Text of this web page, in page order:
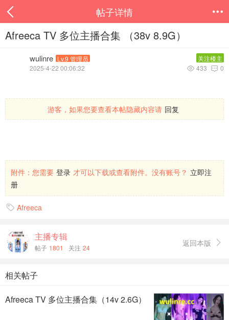
帖子详情 
Afreeca TV 多位主播合集 （38v 8.9G）
wulinre Lv.9 管理员
关注楼主
2025-4-22 00:06:32
 0
 433
游客，如果您要查看本帖隐藏内容请 回复
附件： 您需要 登录 才可以下载或查看附件。没有账号？ 立即注
册
 Afreeca
主播专辑
帖子 1801 关注 24 返回本版 
相关帖子
Afreeca TV 多位主播合集（14v 2.6G）